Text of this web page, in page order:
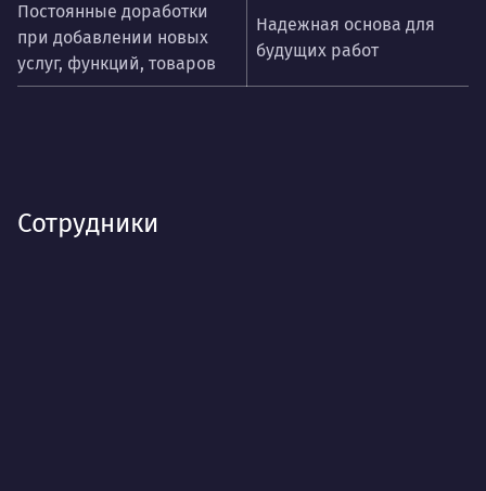
Постоянные доработки
при добавлении новых
услуг, функций, товаров
Надежная основа для
будущих работ
Сотрудники